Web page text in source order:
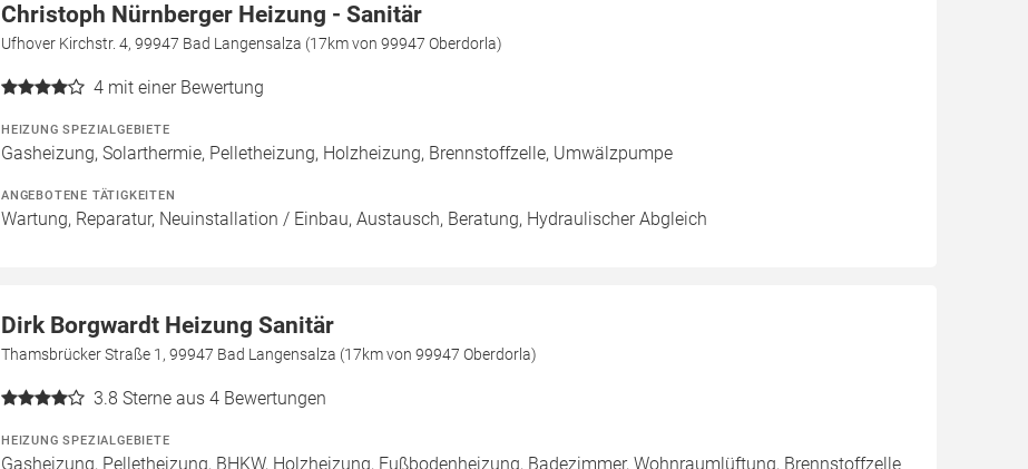
Christoph Nürnberger Heizung - Sanitär
Ufhover Kirchstr. 4, 99947 Bad Langensalza (17km von 99947 Oberdorla)
4 mit einer Bewertung
HEIZUNG SPEZIALGEBIETE
Gasheizung, Solarthermie, Pelletheizung, Holzheizung, Brennstoffzelle, Umwälzpumpe
ANGEBOTENE TÄTIGKEITEN
Wartung, Reparatur, Neuinstallation / Einbau, Austausch, Beratung, Hydraulischer Abgleich
Dirk Borgwardt Heizung Sanitär
Thamsbrücker Straße 1, 99947 Bad Langensalza (17km von 99947 Oberdorla)
3.8 Sterne aus 4 Bewertungen
HEIZUNG SPEZIALGEBIETE
Gasheizung, Pelletheizung, BHKW, Holzheizung, Fußbodenheizung, Badezimmer, Wohnraumlüftung, Brennstoffzelle